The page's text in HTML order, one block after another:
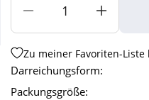
Wellness
Zu meiner Favoriten-
Darreichungsform:
Packungsgröße: